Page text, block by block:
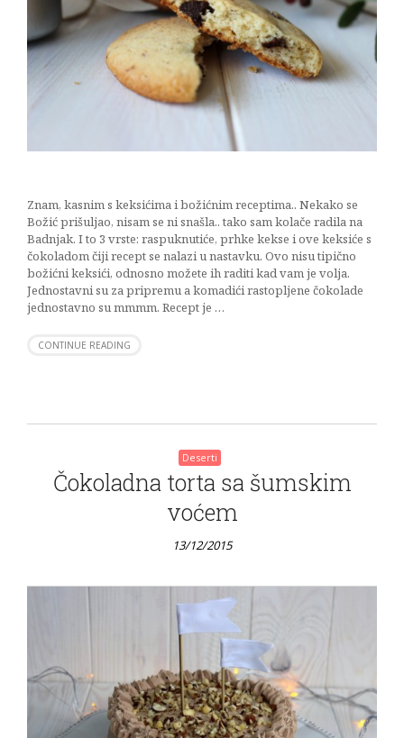
Znam, kasnim s keksićima i božićnim receptima.. Nekako se
Božić prišuljao, nisam se ni snašla.. tako sam kolače radila na
Badnjak. I to 3 vrste: raspuknutiće, prhke kekse i ove keksiće s
čokoladom čiji recept se nalazi u nastavku. Ovo nisu tipično
božićni keksići, odnosno možete ih raditi kad vam je volja.
Jednostavni su za pripremu a komadići rastopljene čokolade
jednostavno su mmmm. Recept je …
CONTINUE READING
Deserti
Čokoladna torta sa šumskim
voćem
13/12/2015